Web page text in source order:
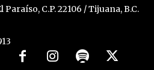
Paraíso, C.P. 22106 / Tijuana, B.C.